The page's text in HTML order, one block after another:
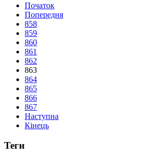
Початок
Попередня
858
859
860
861
862
863
864
865
866
867
Наступна
Кінець
Теги